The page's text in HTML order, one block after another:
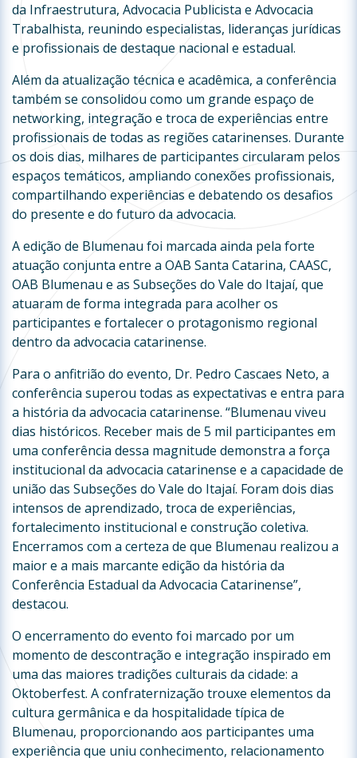
da Infraestrutura, Advocacia Publicista e Advocacia
Trabalhista, reunindo especialistas, lideranças jurídicas
e profissionais de destaque nacional e estadual.
Além da atualização técnica e acadêmica, a conferência
também se consolidou como um grande espaço de
networking, integração e troca de experiências entre
profissionais de todas as regiões catarinenses. Durante
os dois dias, milhares de participantes circularam pelos
espaços temáticos, ampliando conexões profissionais,
compartilhando experiências e debatendo os desafios
do presente e do futuro da advocacia.
A edição de Blumenau foi marcada ainda pela forte
atuação conjunta entre a OAB Santa Catarina, CAASC,
OAB Blumenau e as Subseções do Vale do Itajaí, que
atuaram de forma integrada para acolher os
participantes e fortalecer o protagonismo regional
dentro da advocacia catarinense.
Para o anfitrião do evento, Dr. Pedro Cascaes Neto, a
conferência superou todas as expectativas e entra para
a história da advocacia catarinense. “Blumenau viveu
dias históricos. Receber mais de 5 mil participantes em
uma conferência dessa magnitude demonstra a força
institucional da advocacia catarinense e a capacidade de
união das Subseções do Vale do Itajaí. Foram dois dias
intensos de aprendizado, troca de experiências,
fortalecimento institucional e construção coletiva.
Encerramos com a certeza de que Blumenau realizou a
maior e a mais marcante edição da história da
Conferência Estadual da Advocacia Catarinense”,
destacou.
O encerramento do evento foi marcado por um
momento de descontração e integração inspirado em
uma das maiores tradições culturais da cidade: a
Oktoberfest. A confraternização trouxe elementos da
cultura germânica e da hospitalidade típica de
Blumenau, proporcionando aos participantes uma
experiência que uniu conhecimento, relacionamento